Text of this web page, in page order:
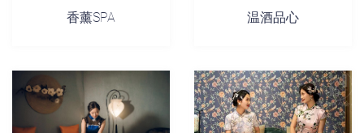
香薰SPA 温酒品心